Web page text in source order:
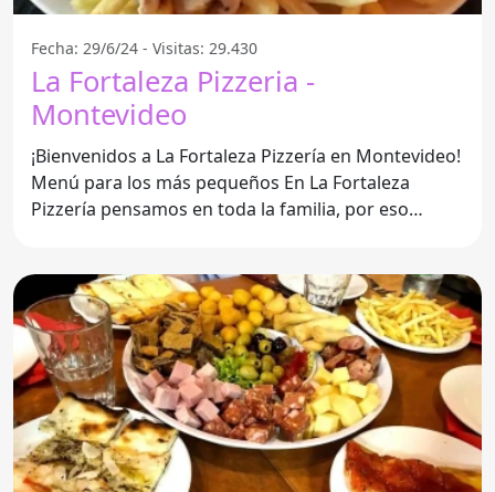
Fecha: 29/6/24 - Visitas: 29.430
La Fortaleza Pizzeria -
Montevideo
¡Bienvenidos a La Fortaleza Pizzería en Montevideo!
Menú para los más pequeños En La Fortaleza
Pizzería pensamos en toda la familia, por eso